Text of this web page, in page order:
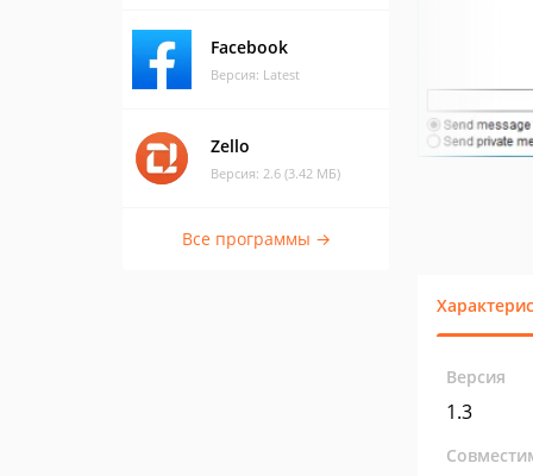
Facebook
Версия: Latest
Zello
Версия: 2.6 (3.42 МБ)
Все программы →
Версия
1.3